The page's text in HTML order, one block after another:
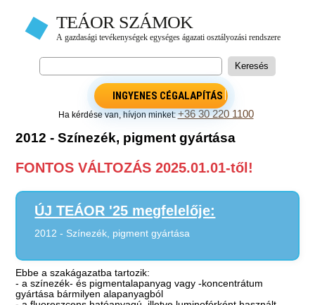
INGYENES CÉGALAPÍTÁS
Ha kérdése van, hívjon minket:+36 30 220 1100
2012 - Színezék, pigment gyártása
FONTOS VÁLTOZÁS 2025.01.01-től!
ÚJ TEÁOR '25 megfelelője:
2012 - Színezék, pigment gyártása
Ebbe a szakágazatba tartozik:
- a színezék- és pigmentalapanyag vagy -koncentrátum
gyártása bármilyen alapanyagból